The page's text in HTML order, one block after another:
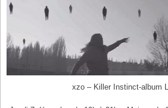
xzo – Killer Instinct-album